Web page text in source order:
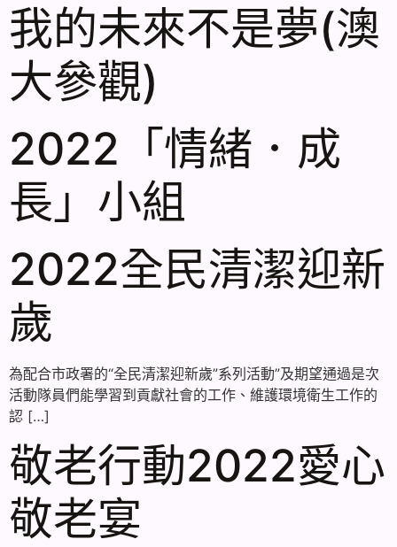
我的未來不是夢(澳
大參觀)
2022「情緒．成
長」小組
2022全民清潔迎新
歲
為配合市政署的“全民清潔迎新歲”系列活動”及期望通過是次
活動隊員們能學習到貢獻社會的工作、維護環境衛生工作的
認 […]
敬老行動2022愛心
敬老宴